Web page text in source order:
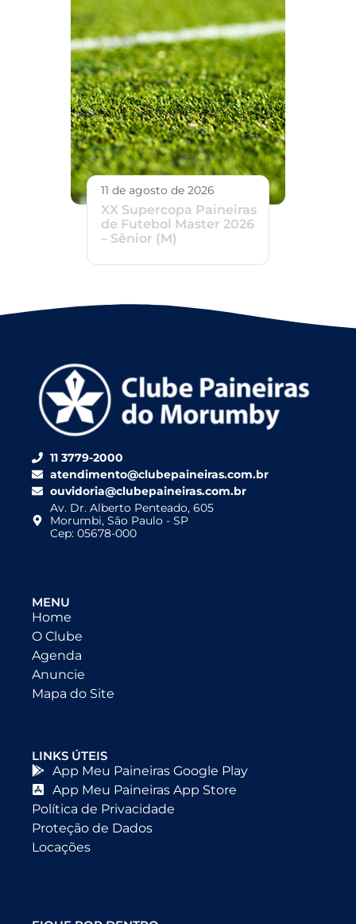
11 de agosto de 2026
XX Supercopa Paineiras
de Futebol Master 2026
– Sênior (M)
11 3779-2000
atendimento@clubepaineiras.com.br
ouvidoria@clubepaineiras.com.br
Av. Dr. Alberto Penteado, 605
Morumbi, São Paulo - SP
Cep: 05678-000
MENU
Home
O Clube
Agenda
Anuncie
Mapa do Site
LINKS ÚTEIS
App Meu Paineiras Google Play
App Meu Paineiras App Store
Política de Privacidade
Proteção de Dados
Locações